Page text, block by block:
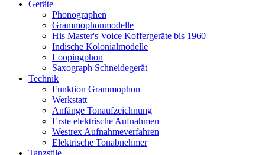
Geräte
Phonographen
Grammophonmodelle
His Master's Voice Koffergeräte bis 1960
Indische Kolonialmodelle
Loopingphon
Saxograph Schneidegerät
Technik
Funktion Grammophon
Werkstatt
Anfänge Tonaufzeichnung
Erste elektrische Aufnahmen
Westrex Aufnahmeverfahren
Elektrische Tonabnehmer
Tanzstile